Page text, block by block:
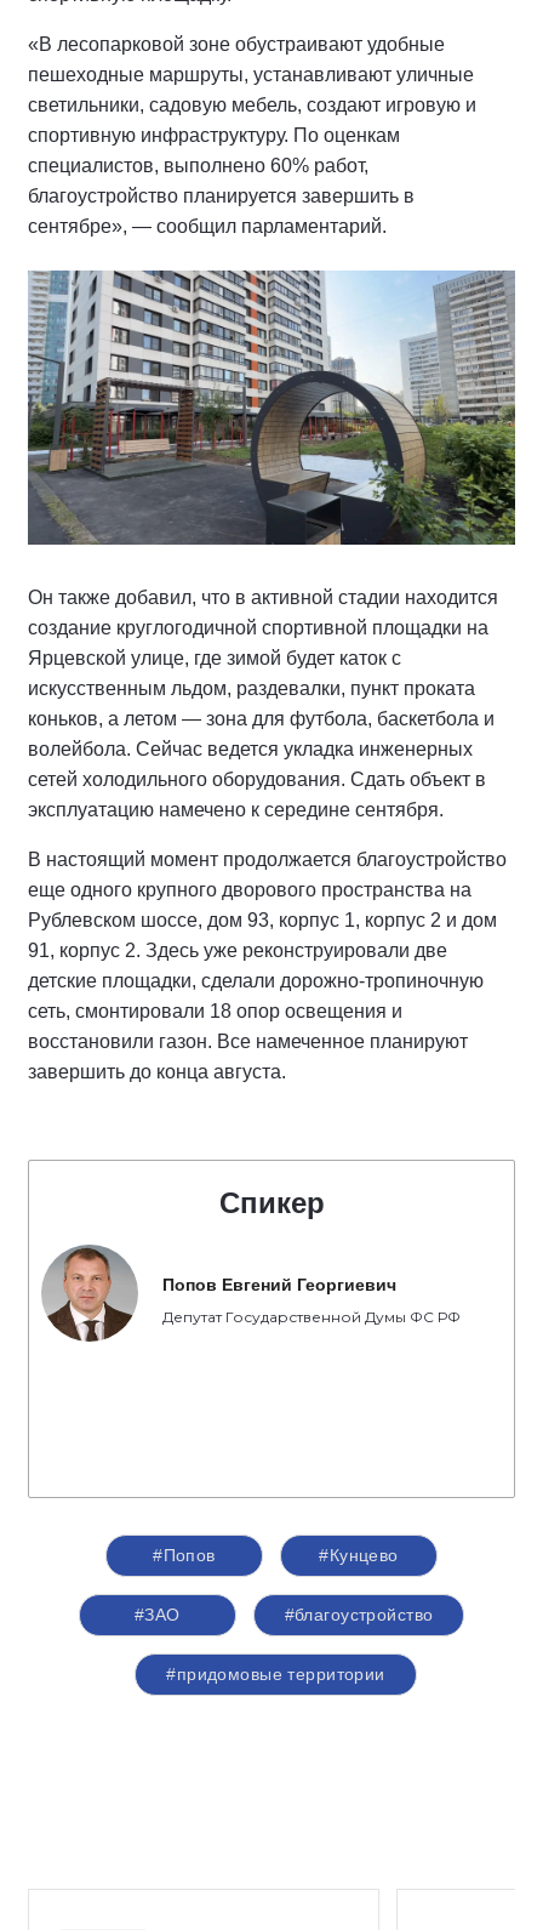
«В лесопарковой зоне обустраивают удобные
пешеходные маршруты, устанавливают уличные
светильники, садовую мебель, создают игровую и
спортивную инфраструктуру. По оценкам
специалистов, выполнено 60% работ,
благоустройство планируется завершить в
сентябре», — сообщил парламентарий.
Он также добавил, что в активной стадии находится
создание круглогодичной спортивной площадки на
Ярцевской улице, где зимой будет каток с
искусственным льдом, раздевалки, пункт проката
коньков, а летом — зона для футбола, баскетбола и
волейбола. Сейчас ведется укладка инженерных
сетей холодильного оборудования. Сдать объект в
эксплуатацию намечено к середине сентября.
В настоящий момент продолжается благоустройство
еще одного крупного дворового пространства на
Рублевском шоссе, дом 93, корпус 1, корпус 2 и дом
91, корпус 2. Здесь уже реконструировали две
детские площадки, сделали дорожно-тропиночную
сеть, смонтировали 18 опор освещения и
восстановили газон. Все намеченное планируют
завершить до конца августа.
Спикер
Попов Евгений Георгиевич
Депутат Государственной Думы ФС РФ
#Попов #Кунцево
#ЗАО #благоустройство
#придомовые территории